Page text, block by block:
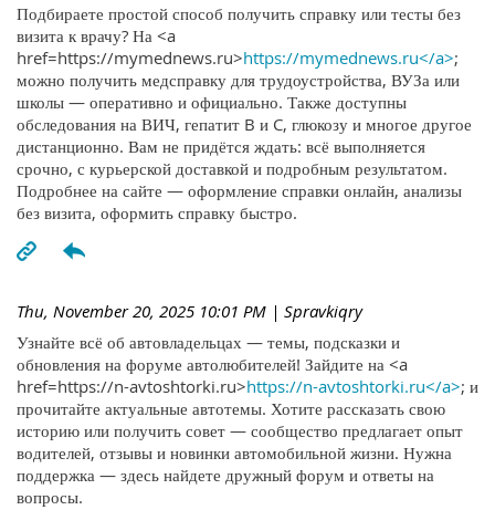
Подбираете простой способ получить справку или тесты без
визита к врачу? На <a
href=https://mymednews.ru>https://mymednews.ru</a>;
можно получить медсправку для трудоустройства, ВУЗа или
школы — оперативно и официально. Также доступны
обследования на ВИЧ, гепатит B и C, глюкозу и многое другое
дистанционно. Вам не придётся ждать: всё выполняется
срочно, с курьерской доставкой и подробным результатом.
Подробнее на сайте — оформление справки онлайн, анализы
без визита, оформить справку быстро.
Thu, November 20, 2025 10:01 PM | Spravkiqry
Узнайте всё об автовладельцах — темы, подсказки и
обновления на форуме автолюбителей! Зайдите на <a
href=https://n-avtoshtorki.ru>https://n-avtoshtorki.ru</a>; и
прочитайте актуальные автотемы. Хотите рассказать свою
историю или получить совет — сообщество предлагает опыт
водителей, отзывы и новинки автомобильной жизни. Нужна
поддержка — здесь найдете дружный форум и ответы на
вопросы.